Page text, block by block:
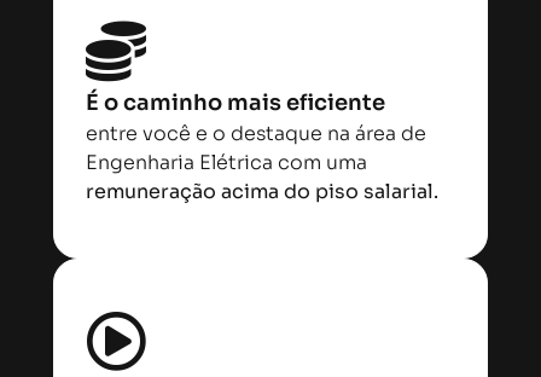
É o caminho mais eficiente
entre você e o destaque na área de
Engenharia Elétrica com uma
remuneração acima do piso salarial.